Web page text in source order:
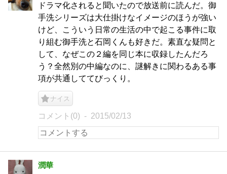
ドラマ化されると聞いたので放送前に読んだ。御
手洗シリーズは大仕掛けなイメージのほうが強い
けど、こういう日常の生活の中で起こる事件に取
り組む御手洗と石岡くんも好きだ。素直な疑問と
して、なぜこの２編を同じ本に収録したんだろ
う？全然別の中編なのに、謎解きに関わるある事
項が共通しててびっくり。
ナイス
コメント(0) 2015/02/13
潤華